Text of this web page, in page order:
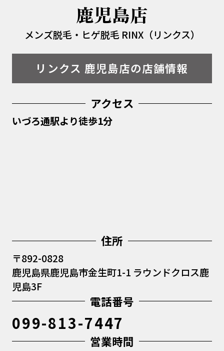
鹿児島店
メンズ脱毛・ヒゲ脱毛 RINX（リンクス）
リンクス 鹿児島店の店舗情報
アクセス
いづろ通駅より徒歩1分
住所
〒892-0828
鹿児島県鹿児島市金生町1-1 ラウンドクロス鹿
児島3F
電話番号
099-813-7447
営業時間